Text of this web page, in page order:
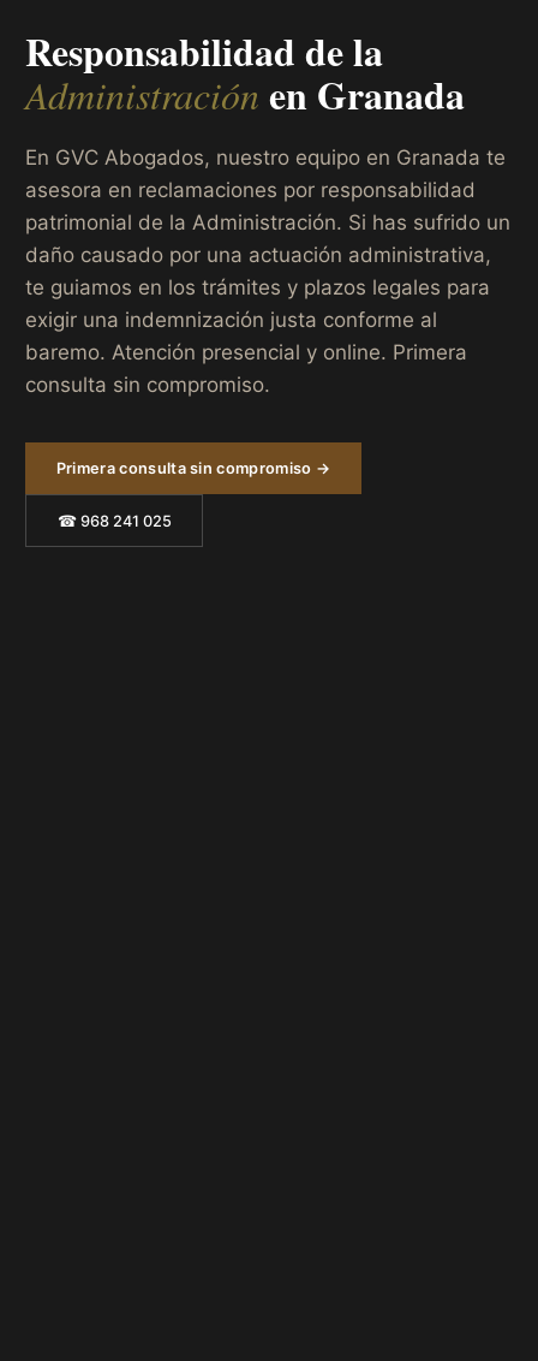
Responsabilidad de la
Administración enGranada
En GVC Abogados, nuestro equipo en Granada te
asesora en reclamaciones por responsabilidad
patrimonial de la Administración. Si has sufrido un
daño causado por una actuación administrativa,
te guiamos en los trámites y plazos legales para
exigir una indemnización justa conforme al
baremo. Atención presencial y online. Primera
consulta sin compromiso.
Primera consulta sin compromiso →
☎ 968 241 025